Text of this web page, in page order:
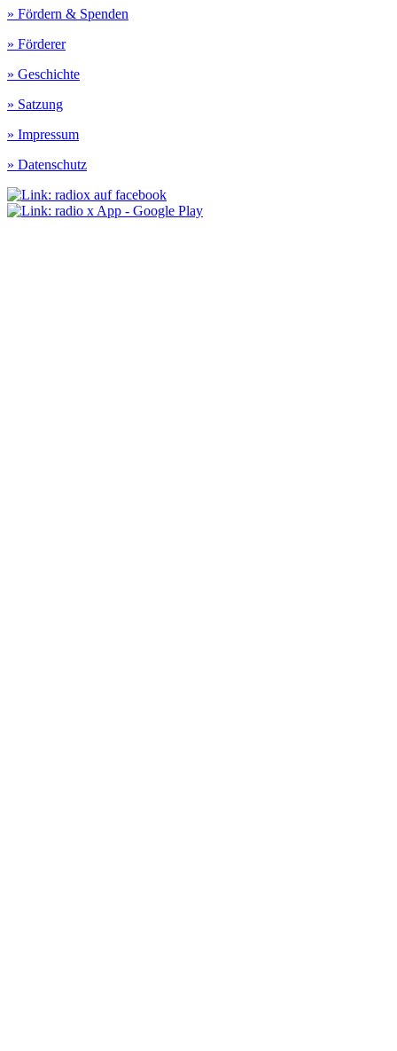
» Fördern & Spenden
» Förderer
» Geschichte
» Satzung
» Impressum
» Datenschutz